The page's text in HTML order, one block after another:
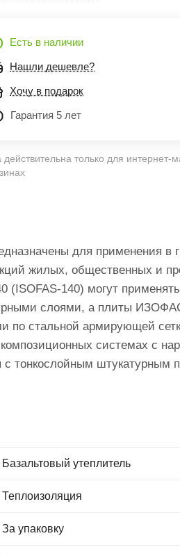
Есть в наличии
Нашли дешевле?
Хочу в подарок
Гарантия 5 лет
действительна только для интернет-
для применения в
жилых, общественных и
140) могут
слоями, а плиты
по стальной армирующей
системах с
тонкослойным штукатурным
Базальтовый утеплитель
Теплоизоляция
За упаковку